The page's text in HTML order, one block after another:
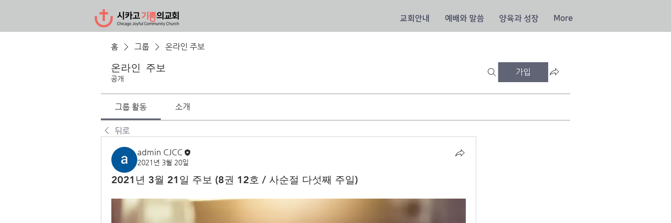
교회안내 예배와 말씀 양육과 성장 More
홈 그룹 온라인 주보
온라인 주보
공개
가입
그룹 활동 소개
뒤로
admin CJCC
2021년 3월 20일
2021년 3월 21일 주보 (8권 12호 / 사순절 다섯째 주일)